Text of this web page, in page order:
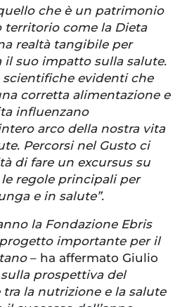
che è un patrimonio
territorio come la Dieta
realtà tangibile per
suo impatto sulla salute.
scientifiche evidenti che
corretta alimentazione e
influenzano
arco della nostra vita
Percorsi nel Gusto ci
di fare un excursus su
regole principali per
e in salute”.
la Fondazione Ebris
importante per il
– ha affermato Giulio
prospettiva del
tra la nutrizione e la salute